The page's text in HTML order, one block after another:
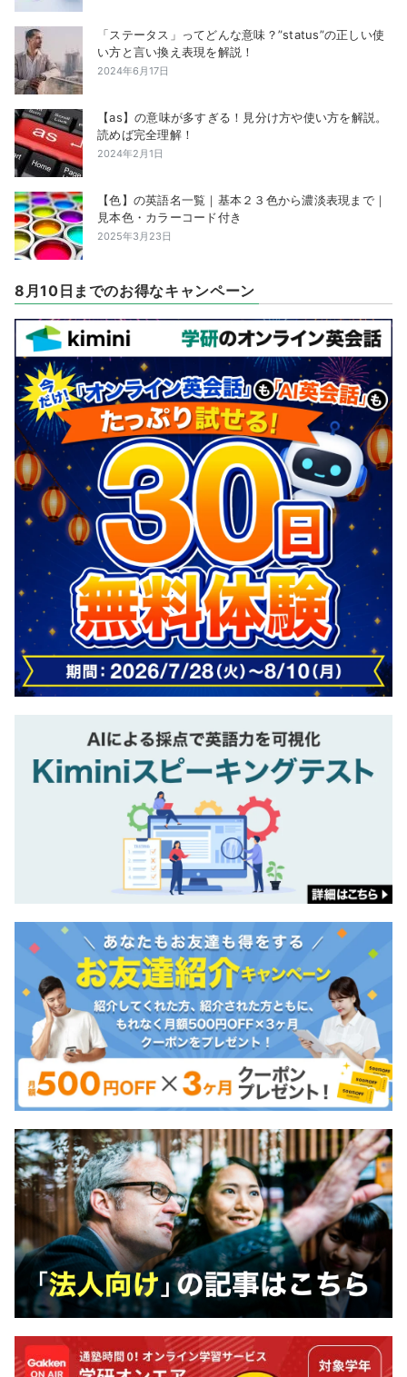
「ステータス」ってどんな意味？”status”の正しい使
い方と言い換え表現を解説！
2024年6月17日
【as】の意味が多すぎる！見分け方や使い方を解説。
読めば完全理解！
2024年2月1日
【色】の英語名一覧｜基本２３色から濃淡表現まで｜
見本色・カラーコード付き
2025年3月23日
8月10日までのお得なキャンペーン